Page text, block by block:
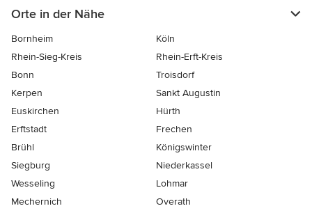
Orte in der Nähe
Bornheim
Köln
Rhein-Sieg-Kreis
Rhein-Erft-Kreis
Bonn
Troisdorf
Kerpen
Sankt Augustin
Euskirchen
Hürth
Erftstadt
Frechen
Brühl
Königswinter
Siegburg
Niederkassel
Wesseling
Lohmar
Mechernich
Overath